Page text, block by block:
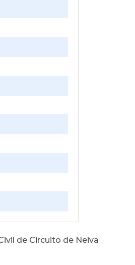
de Circuito de Neiva